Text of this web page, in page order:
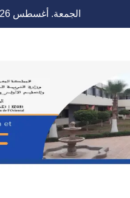
to
الجمعة. أغسطس 7th, 2026